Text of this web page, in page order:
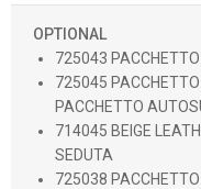
OPTIONAL
725043 PACCHETTO
725045 PACCHETTO
PACCHETTO
714045 BEIGE
SEDUTA
725038